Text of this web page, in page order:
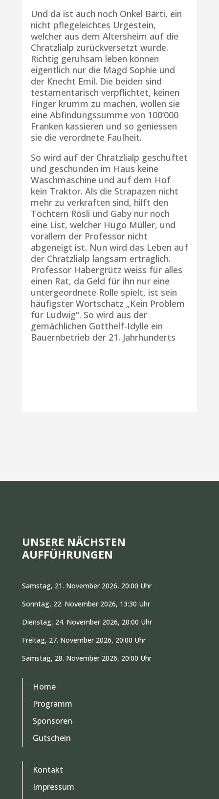
Und da ist auch noch Onkel Bärti, ein
nicht pflegeleichtes Urgestein,
welcher aus dem Altersheim auf die
Chratzlialp zurückversetzt wurde.
Richtig geruhsam leben können
eigentlich nur die Magd Sophie und
der Knecht Emil. Die beiden sind
testamentarisch verpflichtet, keinen
Finger krumm zu machen, wollen sie
eine Abfindungssumme von 100‘000
Franken kassieren und so geniessen
sie die verordnete Faulheit.
So wird auf der Chratzlialp geschuftet
und geschunden im Haus keine
Waschmaschine und auf dem Hof
kein Traktor. Als die Strapazen nicht
mehr zu verkraften sind, hilft den
Töchtern Rösli und Gaby nur noch
eine List, welcher Hugo Müller, und
vorallem der Professor nicht
abgeneigt ist. Nun wird das Leben auf
der Chratzlialp langsam erträglich.
Professor Habergrütz weiss für alles
einen Rat, da Geld für ihn nur eine
untergeordnete Rolle spielt, ist sein
häufigster Wortschatz „Kein Problem
für Ludwig“. So wird aus der
gemächlichen Gotthelf-Idylle ein
Bauernbetrieb der 21. Jahrhunderts
UNSERE NÄCHSTEN
AUFFÜHRUNGEN
Samstag, 21. November 2026, 20:00 Uhr
Sonntag, 22. November 2026, 13:30 Uhr
Dienstag, 24. November 2026, 20:00 Uhr
Freitag, 27. November 2026, 20:00 Uhr
Samstag, 28. November 2026, 20:00 Uhr
Home
Programm
Sponsoren
Gutschein
Kontakt
Impressum